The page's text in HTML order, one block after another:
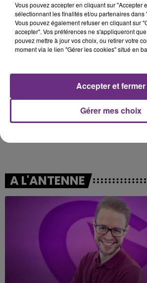
Drive Safe
23h00
23h00 22h58
22h58
A L'ANTENNE
Vous pouvez accepter en cliquant sur "Accepter
sélectionnant les finalités et/ou partenaires dans
Vous pouvez également refuser en cliquant sur
accepter". Vos préférences ne s'appliqueront
pouvez mettre à jour vos choix, ou retirer votre
moment via le lien "Gérer les cookies" situé en
Gérer mes choix
Accepter et fermer